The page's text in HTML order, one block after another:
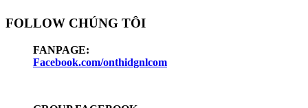
FOLLOW CHÚNG TÔI
FANPAGE:
Facebook.com/onthidgnlcom